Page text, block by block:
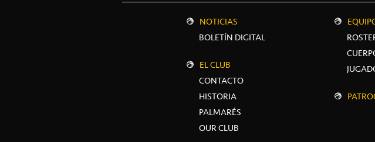
NOTICIAS
BOLETÍN DIGITAL
EL CLUB
CONTACTO
HISTORIA
PALMARÉS
OUR CLUB